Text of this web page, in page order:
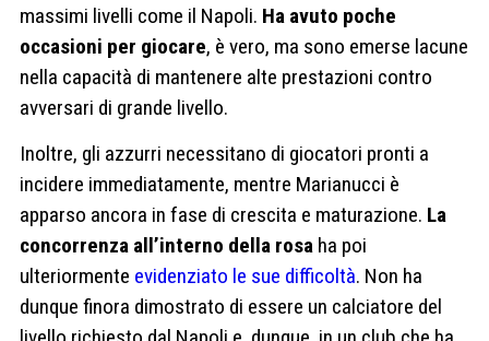
massimi livelli come il Napoli. Ha avuto poche
occasioni per giocare, è vero, ma sono emerse lacune
nella capacità di mantenere alte prestazioni contro
avversari di grande livello.
Inoltre, gli azzurri necessitano di giocatori pronti a
incidere immediatamente, mentre Marianucci è
apparso ancora in fase di crescita e maturazione. La
concorrenza all’interno della rosa ha poi
ulteriormente evidenziato le sue difficoltà. Non ha
dunque finora dimostrato di essere un calciatore del